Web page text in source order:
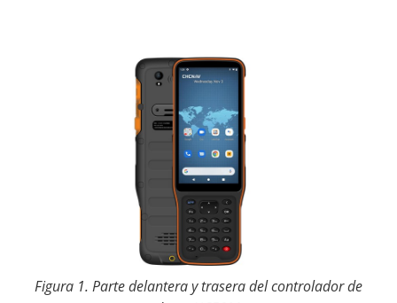
Figura 1. Parte delantera y trasera del controlador de